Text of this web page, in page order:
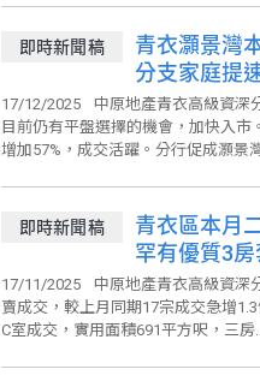
即時新聞稿
青衣灝景灣
分支家庭提
17/12/2025
中原地產青衣高級資深
目前仍有平盤選擇的機會，加快入
增加57%，成交活躍。分行促成灝景
即時新聞稿
青衣區本月二
罕有優質3
買後賣」鎖
17/11/2025
中原地產青衣高級資深
賣成交，較上月同期17宗成交急增
C室成交，實用面積691平方呎，三房...